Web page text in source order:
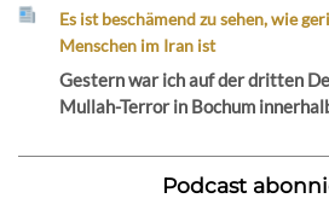
Es ist beschämend zu sehen, wie
Menschen im Iran ist
Gestern war ich auf der dritten
Mullah-Terror in Bochum
Podcast